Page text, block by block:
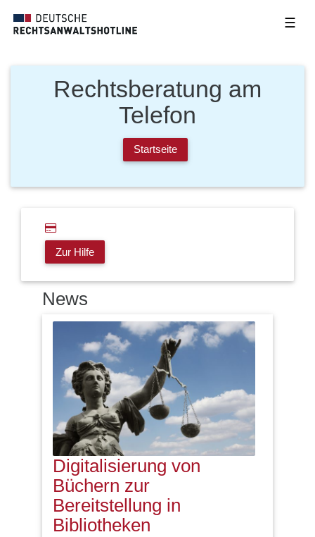
☰
Rechtsberatung am
Telefon
Startseite
Zur Hilfe
News
Digitalisierung von
Büchern zur
Bereitstellung in
Bibliotheken